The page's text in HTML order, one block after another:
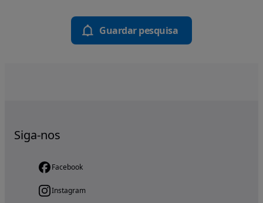
Guardar pesquisa
Siga-nos
Facebook
Instagram